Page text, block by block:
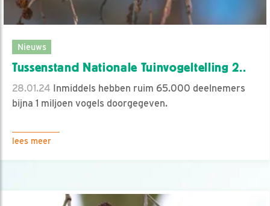
Nieuws
Tussenstand Nationale Tuinvogeltelling 2..
28.01.24 Inmiddels hebben ruim 65.000 deelnemers
bijna 1 miljoen vogels doorgegeven.
lees meer